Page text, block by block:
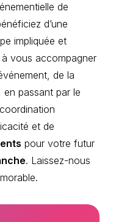
de
d’une
impliquée et
vous accompagner
de la
passant par le
et de
pour votre futur
. Laissez-nous